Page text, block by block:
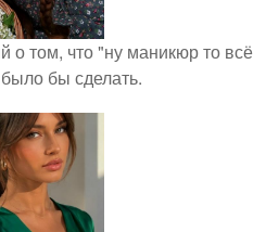
о том, что "ну маникюр то всё
бы сделать.